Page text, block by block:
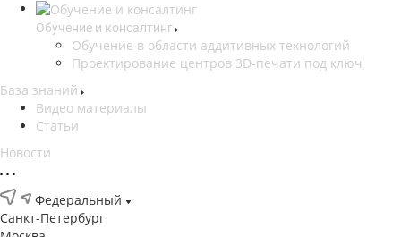
Обучение и консалтинг
Обучение в области аддитивных технологий
Проектирование центров 3D-печати под ключ
База знаний
Видео материалы
Статьи
Новости
Федеральный
Санкт-Петербург